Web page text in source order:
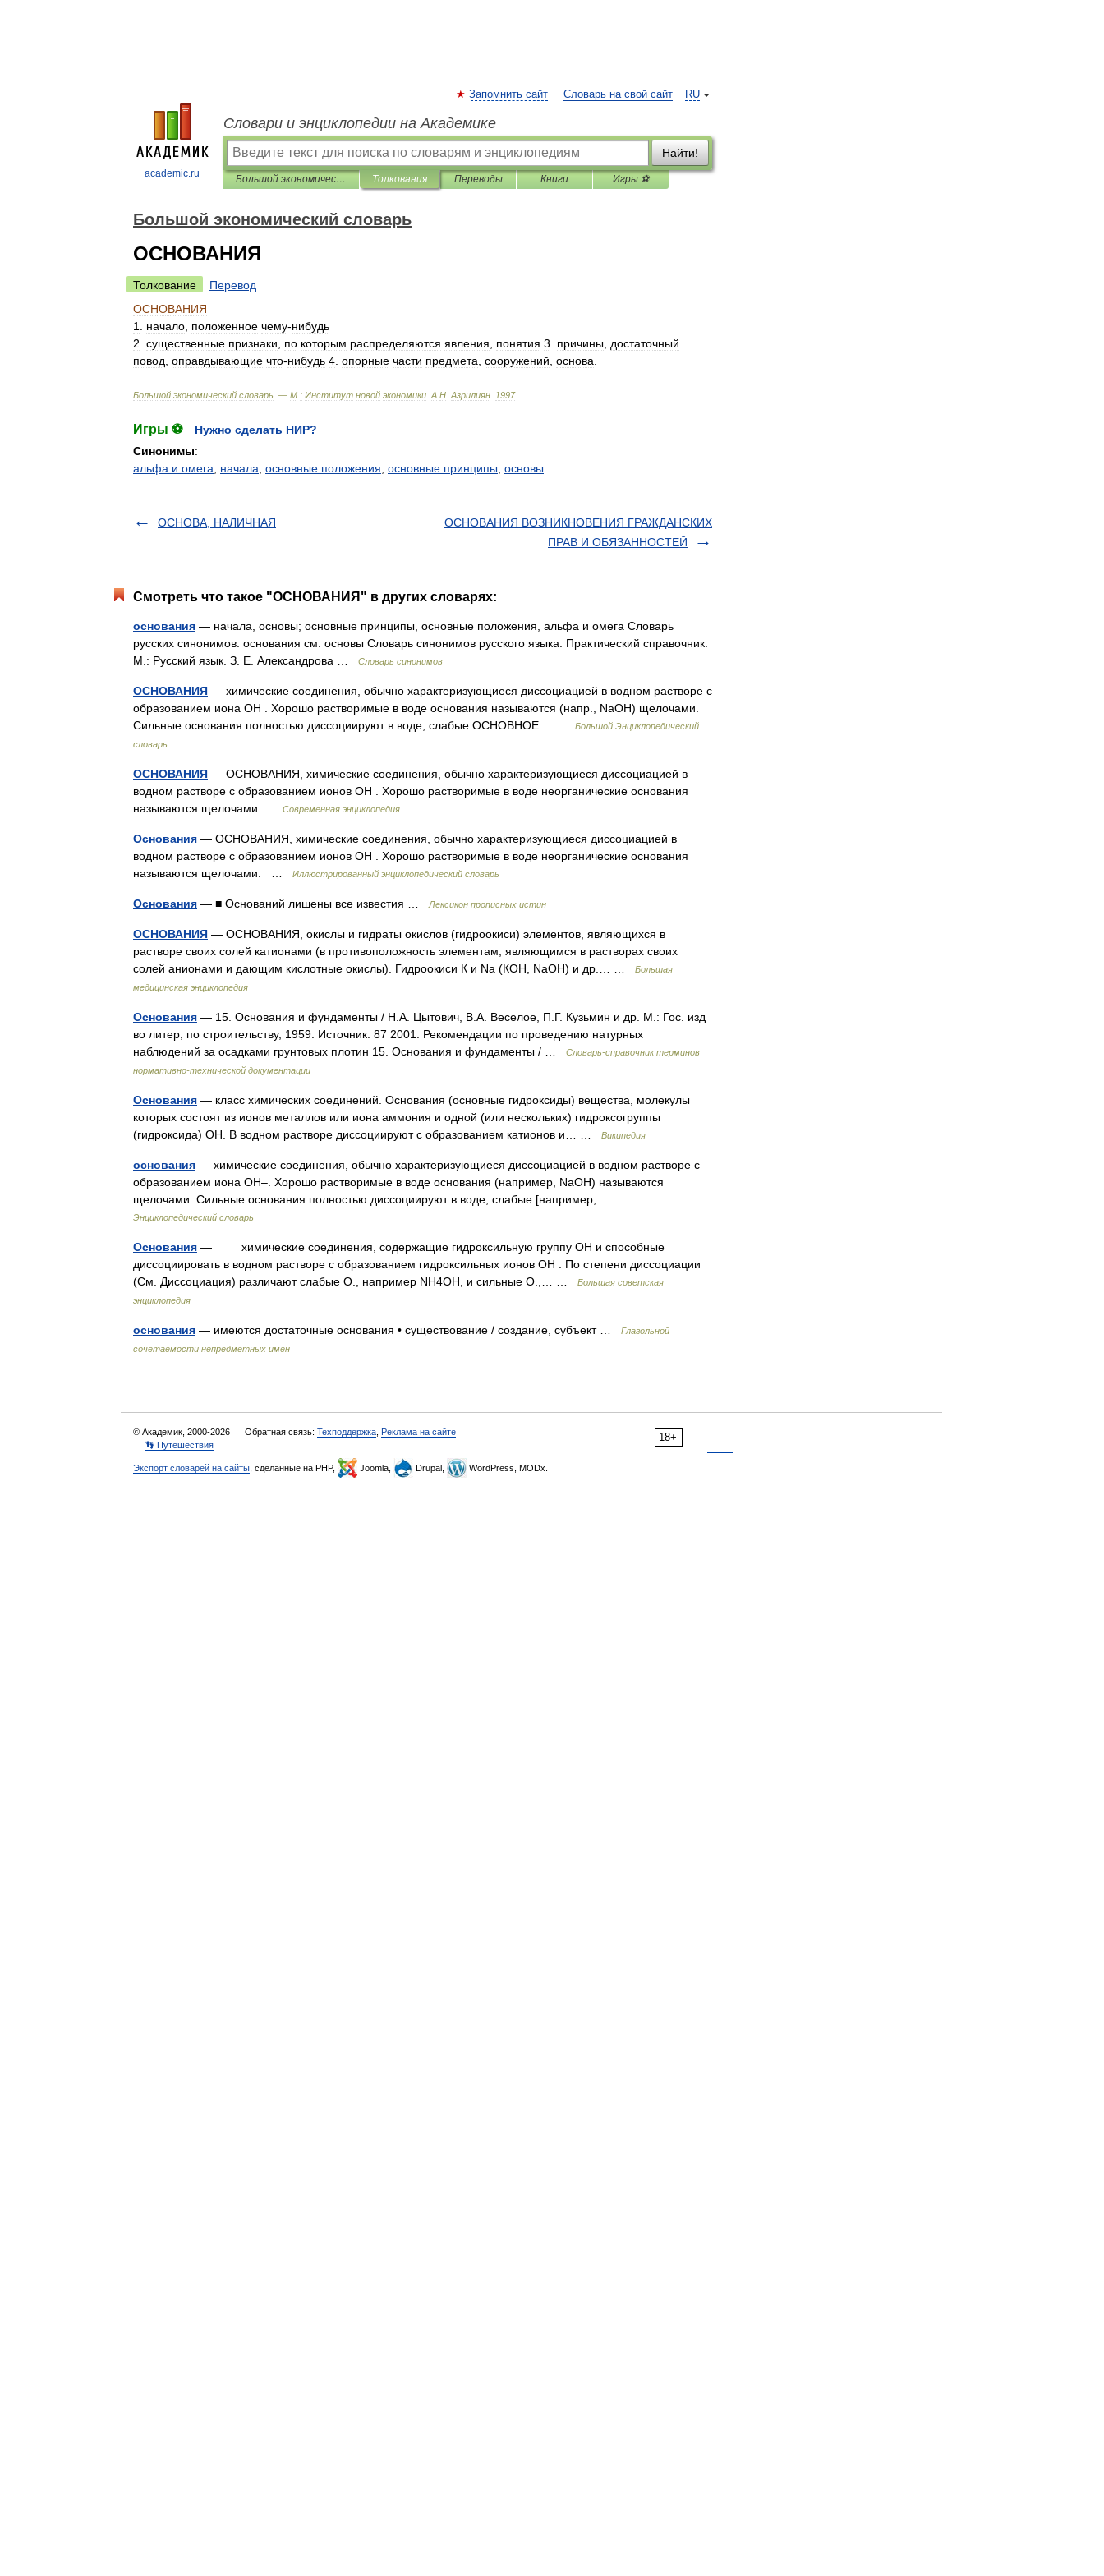
academic.ru
RU
Запомнить сайт Словарь на свой сайт
Словари и энциклопедии на Академике
Найти!
Большой экономический словарь Толкования Переводы Книги Игры ⚽
Большой экономический словарь
ОСНОВАНИЯ
Толкование
Перевод
ОСНОВАНИЯ
1
начало положенное чему-нибудь
2 существенные признаки по которым распределяются явления понятия 3 причины достаточный
повод оправдывающие что-нибудь 4 опорные части предмета сооружений основа
Большой экономический словарь . — М : Институт новой экономики А Н Азрилиян 1997.
Игры ⚽
Нужно сделать НИР?
Синонимы:
альфа и омега
начала основные положения основные принципы основы
ОСНОВА, НАЛИЧНАЯ
ОСНОВАНИЯ ВОЗНИКНОВЕНИЯ ГРАЖДАНСКИХ
ПРАВ И ОБЯЗАННОСТЕЙ
Смотреть что такое "ОСНОВАНИЯ" в других словарях:
основания — начала, основы; основные принципы, основные положения, альфа и омега Словарь
русских синонимов. основания см. основы Словарь синонимов русского языка. Практический справочник.
М.: Русский язык. З. Е. Александрова …
Словарь синонимов
ОСНОВАНИЯ — химические соединения, обычно характеризующиеся диссоциацией в водном растворе с
образованием иона ОН . Хорошо растворимые в воде основания называются (напр., NaOH) щелочами.
Сильные основания полностью диссоциируют в воде, слабые ОСНОВНОЕ… …
Большой Энциклопедический
словарь
ОСНОВАНИЯ — ОСНОВАНИЯ, химические соединения, обычно характеризующиеся диссоциацией в
водном растворе с образованием ионов OH . Хорошо растворимые в воде неорганические основания
называются щелочами …
Современная энциклопедия
Основания — ОСНОВАНИЯ, химические соединения, обычно характеризующиеся диссоциацией в
водном растворе с образованием ионов OH . Хорошо растворимые в воде неорганические основания
называются щелочами. …
Иллюстрированный энциклопедический словарь
Основания — ■ Оснований лишены все известия … Лексикон прописных истин
ОСНОВАНИЯ — ОСНОВАНИЯ, окислы и гидраты окислов (гидроокиси) элементов, являющихся в
растворе своих солей катионами (в противоположность элементам, являющимся в растворах своих
солей анионами и дающим кислотные окислы). Гидроокиси К и Na (КОН, NaOH) и др.… …
Большая
медицинская энциклопедия
Основания — 15. Основания и фундаменты / Н.А. Цытович, В.А. Веселое, П.Г. Кузьмин и др. М.: Гос. изд
во литер, по строительству, 1959. Источник: 87 2001: Рекомендации по проведению натурных
наблюдений за осадками грунтовых плотин 15. Основания и фундаменты / …
Словарь-справочник терминов
нормативно-технической документации
Основания — класс химических соединений. Основания (основные гидроксиды) вещества, молекулы
которых состоят из ионов металлов или иона аммония и одной (или нескольких) гидроксогруппы
(гидроксида) OH. В водном растворе диссоциируют с образованием катионов и… …
Википедия
основания — химические соединения, обычно характеризующиеся диссоциацией в водном растворе с
образованием иона ОН–. Хорошо растворимые в воде основания (например, NaOH) называются
щелочами. Сильные основания полностью диссоциируют в воде, слабые [например,… …
Энциклопедический словарь
Основания — химические соединения, содержащие гидроксильную группу OH и способные
диссоциировать в водном растворе с образованием гидроксильных ионов OH . По степени диссоциации
(См. Диссоциация) различают слабые О., например NH4OH, и сильные О.,… …
Большая советская
энциклопедия
основания — имеются достаточные основания • существование / создание, субъект …
Глагольной
сочетаемости непредметных имён
18+
© Академик, 2000-2026 Обратная связь: Техподдержка Реклама на сайте
👣 Путешествия
Экспорт словарей на сайты , сделанные на PHP, Joomla, Drupal, WordPress, MODx.